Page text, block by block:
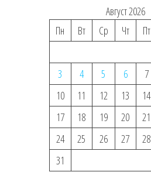
Август 2026
Пн
Вт Ср Чт Пт
3
4 5 6 7
10
11 12 13 14
17
18 19 20 21
24
25 26 27 28
31